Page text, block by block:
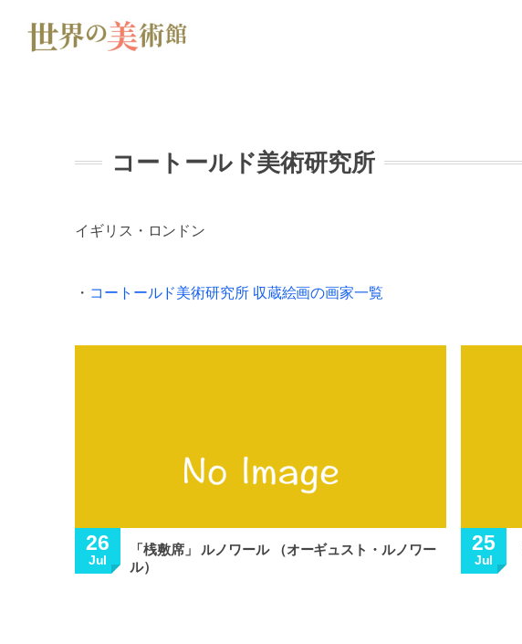
コートールド美術研究所
イギリス・ロンドン
・ コートールド美術研究所 収蔵絵画の画家一覧
26
Jul
「桟敷席」 ルノワール （オーギュスト・ルノワー
ル）
25
Jul